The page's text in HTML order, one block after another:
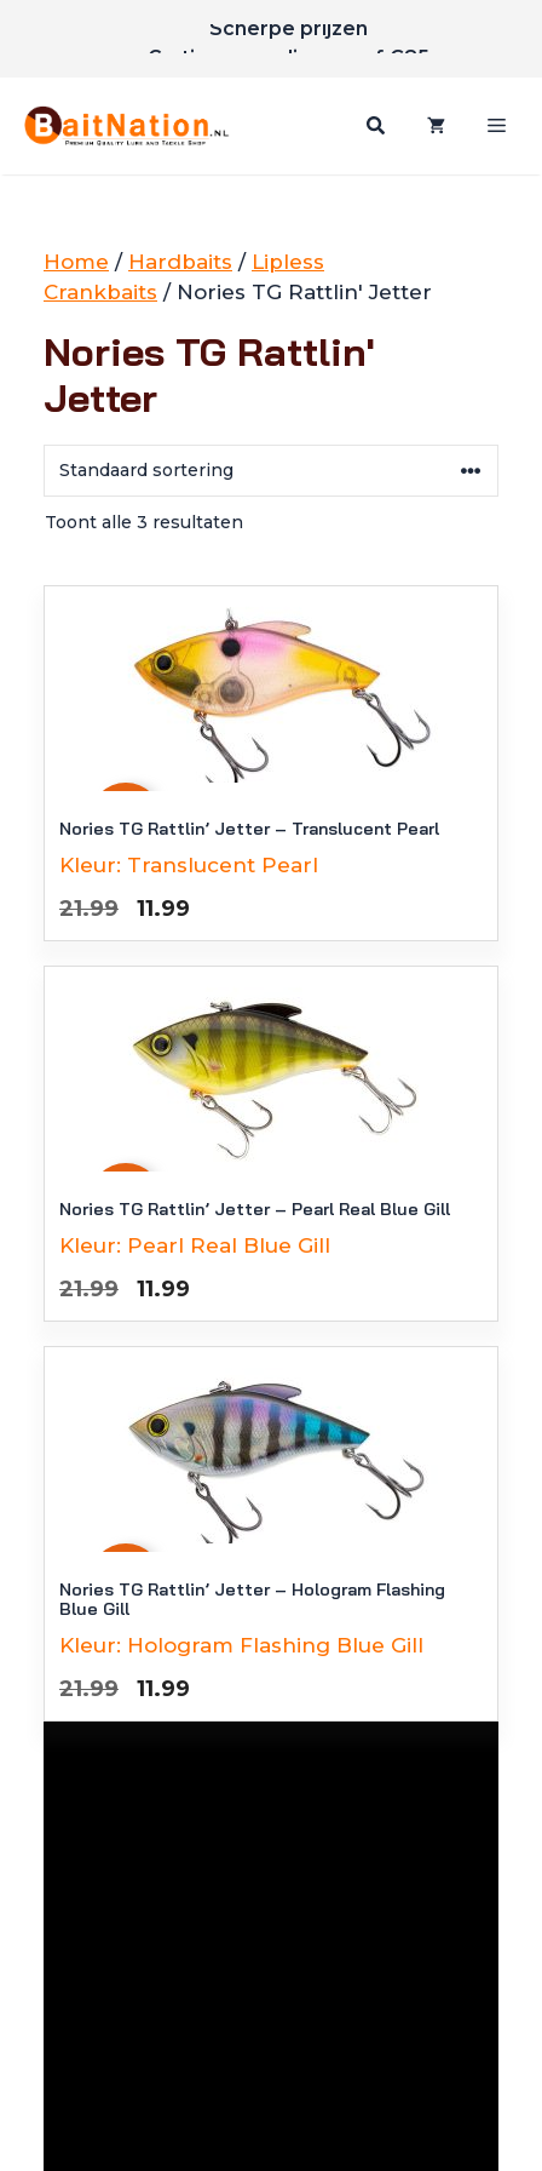
inhoud
Gratis verzending vanaf €85
Home / Hardbaits / Lipless
Crankbaits / Nories TG Rattlin' Jetter
Nories TG Rattlin'
Jetter
Toont alle 3 resultaten
45%
Nories TG Rattlin’ Jetter – Translucent Pearl
Kleur: Translucent Pearl
21.99
Oorspronkelijke
prijs
was:
11.99
prijs
is:
45%
Nories TG Rattlin’ Jetter – Pearl Real Blue Gill
Kleur: Pearl Real Blue Gill
21.99
Oorspronkelijke
prijs
was:
11.99
prijs
is:
45%
Nories TG Rattlin’ Jetter – Hologram Flashing
Blue Gill
Kleur: Hologram Flashing Blue Gill
21.99
Oorspronkelijke
prijs
11.99
prijs